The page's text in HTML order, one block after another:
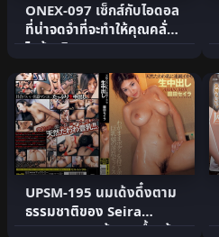
ONEX-097 เซ็กส์กับไอดอล
ที่น่าจดจำที่จะทำให้คุณคลั่ง
ไคล้ – วิ.
UPSM-195 นมเด้งดึ๋งตาม
ธรรมชาติของ Seira
Sonoda ถูกสร้างมาซ้ำแล้ว